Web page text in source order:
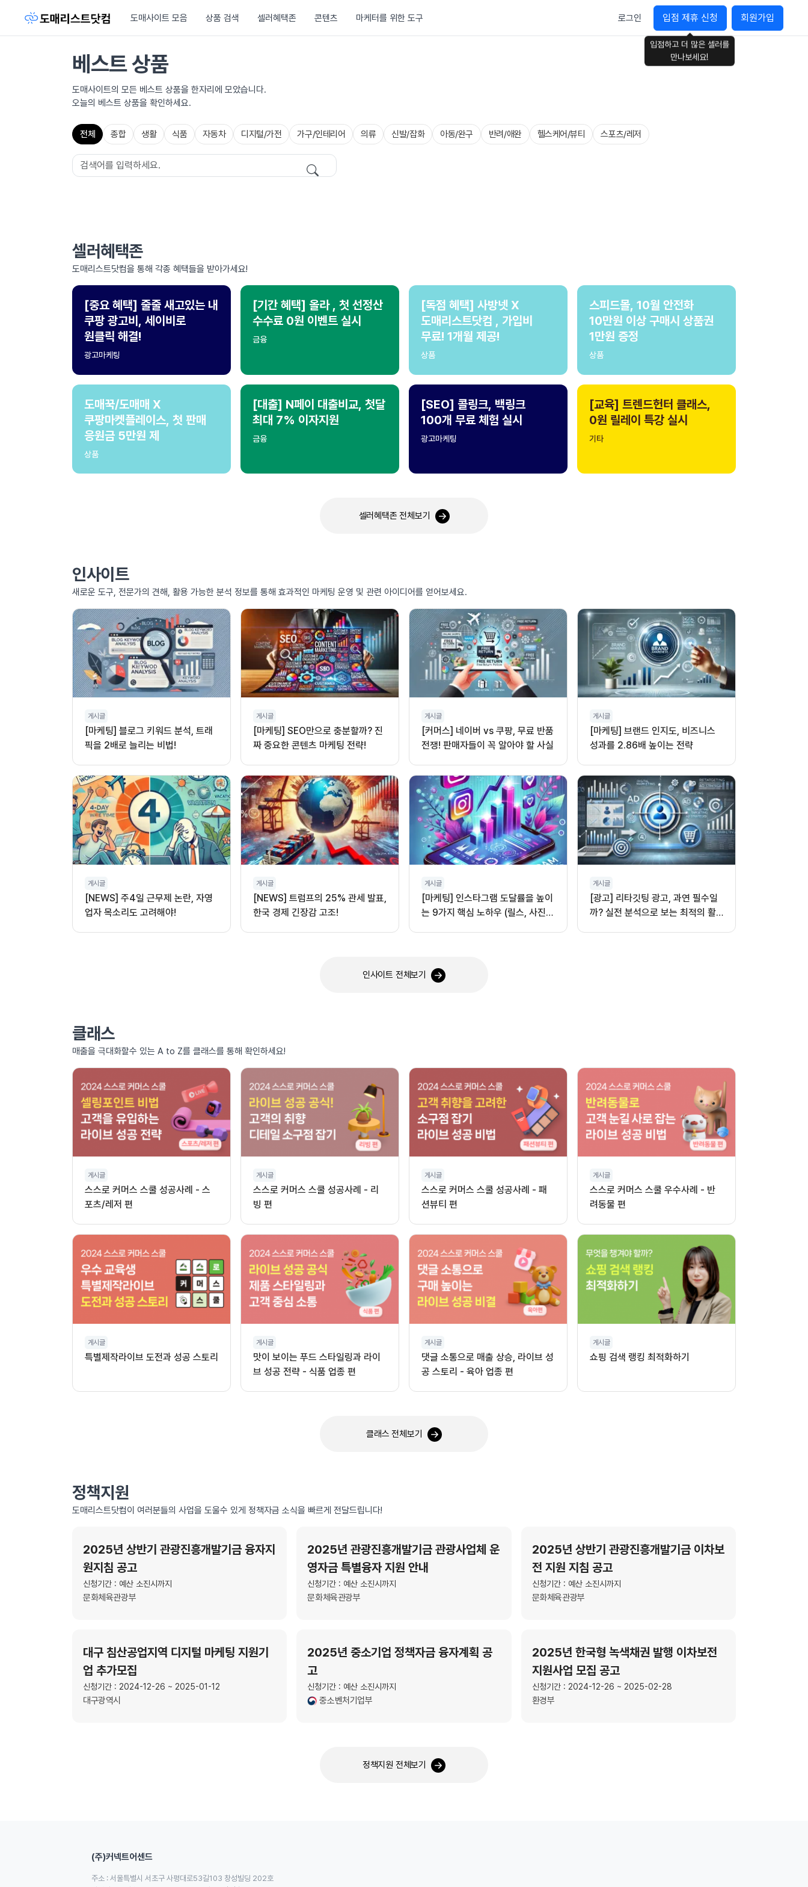
도매사이트 모음 상품 검색 셀러혜택존 콘텐츠 마케터를 위한 도구 로그인 입점 제휴 신청
입점하고 더 많은 셀러를
만나보세요!
회원가입
베스트 상품
도매사이트의 모든 베스트 상품을 한자리에 모았습니다.
오늘의 베스트 상품을 확인하세요.
전체 종합 생활 식품 자동차 디지털/가전 가구/인테리어 의류 신발/잡화 아동/완구 반려/애완 헬스케어/뷰티 스포츠/레저
셀러혜택존
도매리스트닷컴을 통해 각종 혜택들을 받아가세요!
[중요 혜택] 줄줄 새고있는 내
쿠팡 광고비, 세이비로
원클릭 해결!
광고마케팅
[기간 혜택] 올라 , 첫 선정산
수수료 0원 이벤트 실시
금융
[독점 혜택] 사방넷 X
도매리스트닷컴 , 가입비
무료! 1개월 제공!
상품
스피드몰, 10월 안전화
10만원 이상 구매시 상품권
1만원 증정
상품
도매꾹/도매매 X
쿠팡마켓플레이스, 첫 판매
응원금 5만원 제
상품
[대출] N페이 대출비교, 첫달
최대 7% 이자지원
금융
[SEO] 콜링크, 백링크
100개 무료 체험 실시
광고마케팅
[교육] 트렌드헌터 클래스,
0원 릴레이 특강 실시
기타
셀러혜택존 전체보기
인사이트
새로운 도구, 전문가의 견해, 활용 가능한 분석 정보를 통해 효과적인 마케팅 운영 및 관련 아이디어를 얻어보세요.
게시글
[마케팅] 블로그 키워드 분석, 트래
픽을 2배로 늘리는 비법!
게시글
[마케팅] SEO만으로 충분할까? 진
짜 중요한 콘텐츠 마케팅 전략!
게시글
[커머스] 네이버 vs 쿠팡, 무료 반품
전쟁! 판매자들이 꼭 알아야 할 사실
게시글
[마케팅] 브랜드 인지도, 비즈니스
성과를 2.86배 높이는 전략
게시글
[NEWS] 주4일 근무제 논란, 자영
업자 목소리도 고려해야!
게시글
[NEWS] 트럼프의 25% 관세 발표,
한국 경제 긴장감 고조!
게시글
[마케팅] 인스타그램 도달률을 높이
는 9가지 핵심 노하우 (릴스, 사진,
게시글
[광고] 리타깃팅 광고, 과연 필수일
까? 실전 분석으로 보는 최적의 활
인사이트 전체보기
클래스
매출을 극대화할수 있는 A to Z를 클래스를 통해 확인하세요!
게시글
스스로 커머스 스쿨 성공사례 - 스
포츠/레저 편
게시글
스스로 커머스 스쿨 성공사례 - 리
빙 편
게시글
스스로 커머스 스쿨 성공사례 - 패
션뷰티 편
게시글
스스로 커머스 스쿨 우수사례 - 반
려동물 편
게시글
특별제작라이브 도전과 성공 스토리
게시글
맛이 보이는 푸드 스타일링과 라이
브 성공 전략 - 식품 업종 편
게시글
댓글 소통으로 매출 상승, 라이브 성
공 스토리 - 육아 업종 편
게시글
쇼핑 검색 랭킹 최적화하기
클래스 전체보기
정책지원
도매리스트닷컴이 여러분들의 사업을 도울수 있게 정책자금 소식을 빠르게 전달드립니다!
2025년 상반기 관광진흥개발기금 융자지
원지침 공고
신청기간 : 예산 소진시까지
문화체육관광부
2025년 관광진흥개발기금 관광사업체 운
영자금 특별융자 지원 안내
신청기간 : 예산 소진시까지
문화체육관광부
2025년 상반기 관광진흥개발기금 이차보
전 지원 지침 공고
신청기간 : 예산 소진시까지
문화체육관광부
대구 침산공업지역 디지털 마케팅 지원기
업 추가모집
신청기간 : 2024-12-26 ~ 2025-01-12
대구광역시
2025년 중소기업 정책자금 융자계획 공
고
신청기간 : 예산 소진시까지
중소벤처기업부
2025년 한국형 녹색채권 발행 이차보전
지원사업 모집 공고
신청기간 : 2024-12-26 ~ 2025-02-28
환경부
정책지원 전체보기
(주)커넥트어센드
주소 : 서울특별시 서초구 사평대로53길103 창성빌딩 202호